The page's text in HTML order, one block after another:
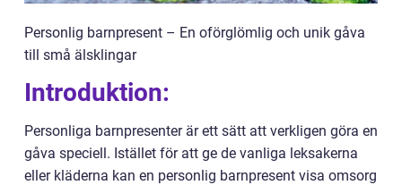
Personlig barnpresent – En oförglömlig och unik gåva
till små älsklingar
Introduktion:
Personliga barnpresenter är ett sätt att verkligen göra en
gåva speciell. Istället för att ge de vanliga leksakerna
eller kläderna kan en personlig barnpresent visa omsorg